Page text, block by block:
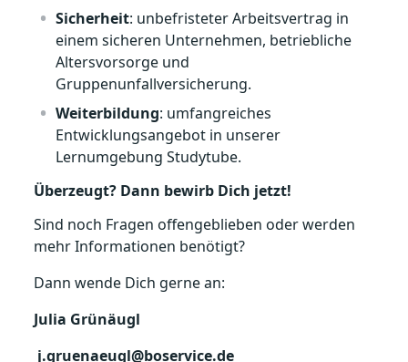
Sicherheit: unbefristeter Arbeitsvertrag in
einem sicheren Unternehmen, betriebliche
Altersvorsorge und
Gruppenunfallversicherung.
Weiterbildung: umfangreiches
Entwicklungsangebot in unserer
Lernumgebung Studytube.
Überzeugt? Dann bewirb Dich jetzt!
Sind noch Fragen offengeblieben oder werden
mehr Informationen benötigt?
Dann wende Dich gerne an:
Julia Grünäugl
j.gruenaeugl@boservice.de